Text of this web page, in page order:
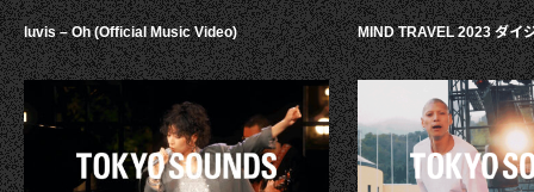
luvis – Oh (Official Music Video) MIND TRAVEL 2023 ダイ